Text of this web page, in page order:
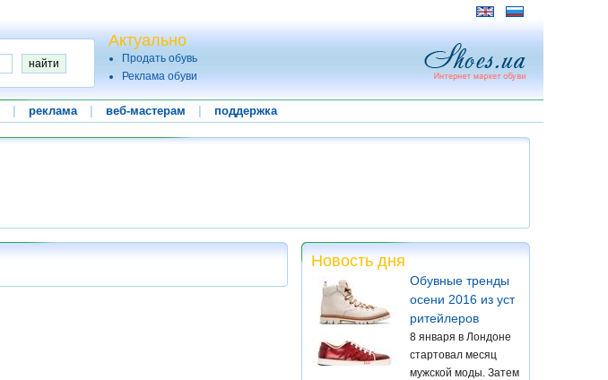
Актуально
Продать обувь
Реклама обуви
реклама веб-мастерам поддержка
Новость дня
Обувные тренды
осени 2016 из уст
ритейлеров
8 января в Лондоне
стартовал месяц
мужской моды. Затем